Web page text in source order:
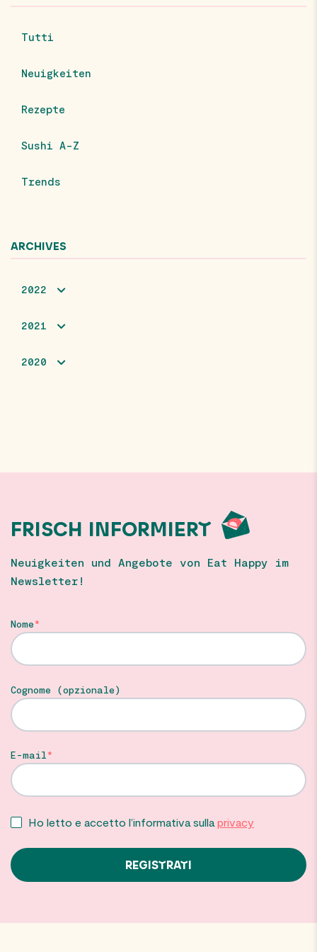
Tutti
Neuigkeiten
Rezepte
Sushi A-Z
Trends
ARCHIVES
2022
2021
2020
FRISCH INFORMIERT
Neuigkeiten und Angebote von Eat Happy im
Newsletter!
Nome
Cognome (opzionale)
E-mail
Ho letto e accetto l’informativa sulla privacy